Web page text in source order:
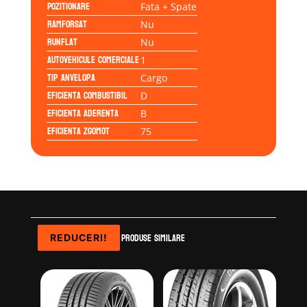
Pozitionare Fata + Spate
Ramforsat Nu
Runflat Nu
Autovehicule comerciale1
Tip anvelopa Cargo
Eficienta Combustibil D
Eficienta Aderenta B
Eficienta Zgomot 75
Produse similare
REDUCERI!
REDUCERI!
REDUCERI!